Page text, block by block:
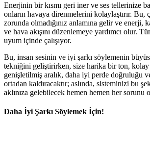
Enerjinin bir kısmı geri iner ve ses tellerinize
onların havaya direnmelerini kolaylaştırır. Bu,
zorunda olmadığınız anlamına gelir ve enerji,
ve hava akışını düzenlemeye yardımcı olur.
uyum içinde çalışıyor.
Bu, insan sesinin ve iyi şarkı söylemenin
tekniğini geliştirirken, size harika bir ton, kolay
genişletilmiş aralık, daha iyi perde doğruluğu
ortadan kaldıracaktır; aslında, sisteminizi bu
aklınıza gelebilecek hemen hemen her sorunu
Daha İyi Şarkı Söylemek İçin!